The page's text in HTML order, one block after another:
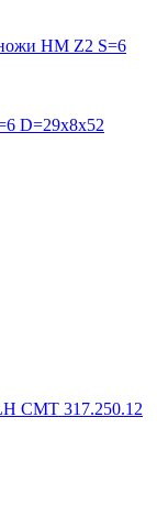
HM Z2 S=6
D=29x8x52
CMT 317.250.12